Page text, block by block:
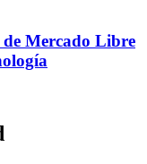
Mercado Libre